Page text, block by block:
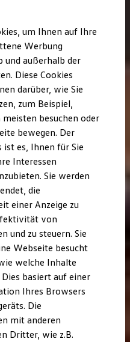
& Apps
ID. Buzz
Ihren Transporter/Caravelle
Amarok
Modelle
Updates
Sicherheitssysteme
Ölverdünnung
Produkte
Strom
Privatkunden
um Ihnen auf Ihre
Werbung
und außerhalb der
Diese Cookies
darüber, wie Sie
zum Beispiel,
besuchen oder
bewegen. Der
ist es, Ihnen für Sie
Interessen
Sie werden
die
einer Anzeige zu
von
und zu steuern. Sie
Webseite besucht
welche Inhalte
basiert auf einer
Ihres Browsers
Die
mit anderen
Dritter, wie z.B.